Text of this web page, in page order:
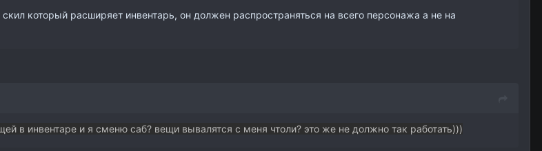
который расширяет инвентарь, он должен распространяться на всего персонажа а не на
в инвентаре и я сменю саб? вещи вывалятся с меня чтоли? это же не должно так работать)))